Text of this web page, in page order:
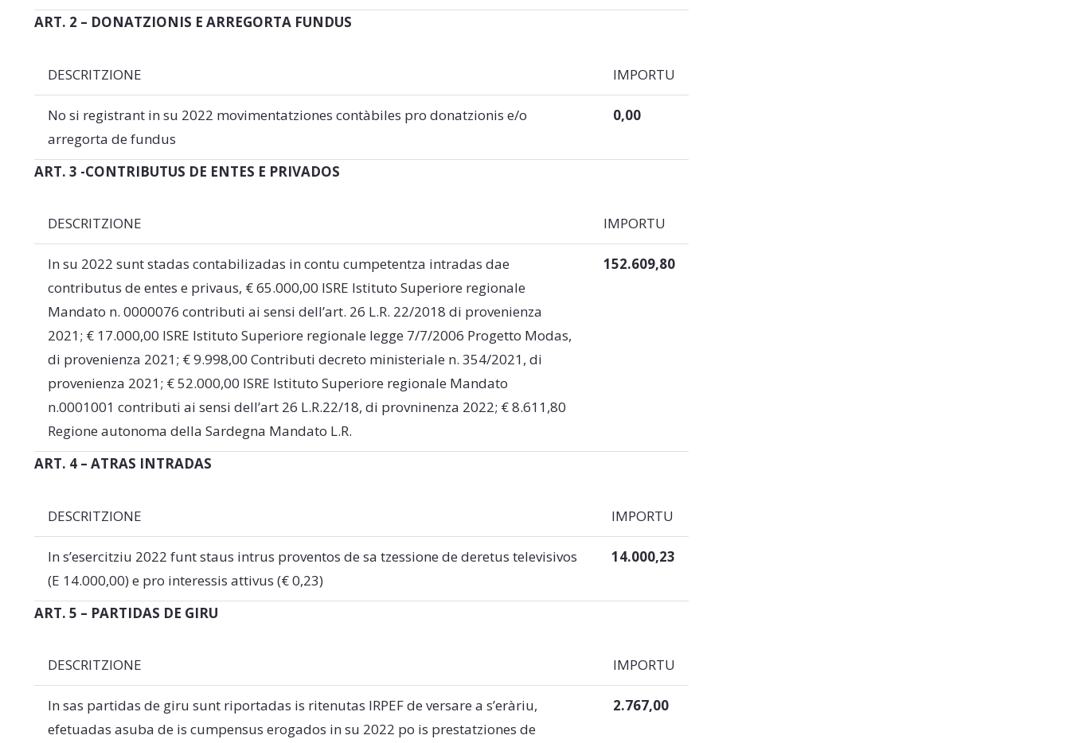
ART. 2 – DONATZIONIS E ARREGORTA FUNDUS
DESCRITZIONE IMPORTU
No si registrant in su 2022 movimentatziones contàbiles pro donatzionis e/o
arregorta de fundus
0,00
ART. 3 -CONTRIBUTUS DE ENTES E PRIVADOS
DESCRITZIONE IMPORTU
In su 2022 sunt stadas contabilizadas in contu cumpetentza intradas dae
contributus de entes e privaus, € 65.000,00 ISRE Istituto Superiore regionale
Mandato n. 0000076 contributi ai sensi dell’art. 26 L.R. 22/2018 di provenienza
2021; € 17.000,00 ISRE Istituto Superiore regionale legge 7/7/2006 Progetto Modas,
di provenienza 2021; € 9.998,00 Contributi decreto ministeriale n. 354/2021, di
provenienza 2021; € 52.000,00 ISRE Istituto Superiore regionale Mandato
n.0001001 contributi ai sensi dell’art 26 L.R.22/18, di provninenza 2022; € 8.611,80
Regione autonoma della Sardegna Mandato L.R.
152.609,80
ART. 4 – ATRAS INTRADAS
DESCRITZIONE IMPORTU
In s’esercitziu 2022 funt staus intrus proventos de sa tzessione de deretus televisivos
(E 14.000,00) e pro interessis attivus (€ 0,23)
14.000,23
ART. 5 – PARTIDAS DE GIRU
DESCRITZIONE IMPORTU
In sas partidas de giru sunt riportadas is ritenutas IRPEF de versare a s’eràriu,
efetuadas asuba de is cumpensus erogados in su 2022 po is prestatziones de
2.767,00